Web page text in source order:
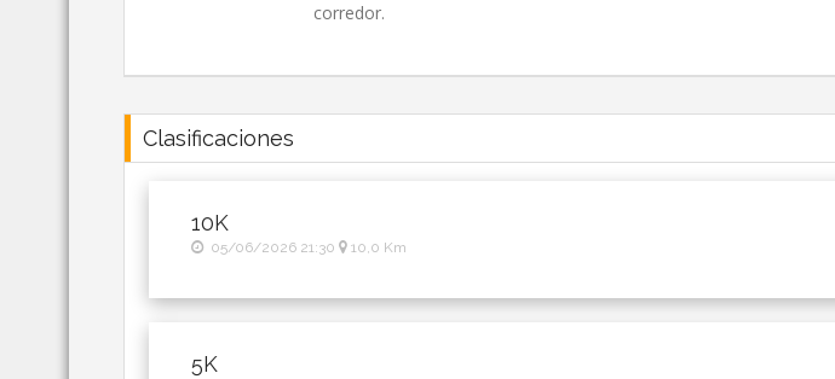
corredor.
Clasificaciones
10K
05/06/2026 21:30 10,0 Km
5K